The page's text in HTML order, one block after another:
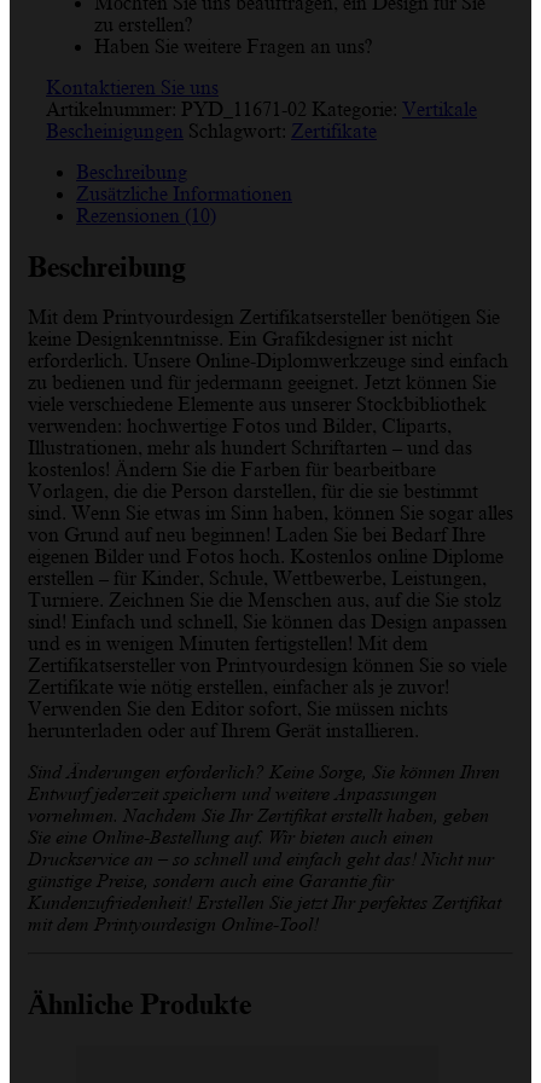
zu erstellen?
Haben Sie weitere Fragen an uns?
Kontaktieren Sie uns
Artikelnummer: PYD_11671-02 Kategorie: Vertikale
Bescheinigungen Schlagwort: Zertifikate
Beschreibung
Zusätzliche Informationen
Rezensionen (10)
Beschreibung
Mit dem Printyourdesign Zertifikatsersteller benötigen Sie
keine Designkenntnisse. Ein Grafikdesigner ist nicht
erforderlich. Unsere Online-Diplomwerkzeuge sind einfach
zu bedienen und für jedermann geeignet. Jetzt können Sie
viele verschiedene Elemente aus unserer Stockbibliothek
verwenden: hochwertige Fotos und Bilder, Cliparts,
Illustrationen, mehr als hundert Schriftarten – und das
kostenlos! Ändern Sie die Farben für bearbeitbare
Vorlagen, die die Person darstellen, für die sie bestimmt
sind. Wenn Sie etwas im Sinn haben, können Sie sogar alles
von Grund auf neu beginnen! Laden Sie bei Bedarf Ihre
eigenen Bilder und Fotos hoch. Kostenlos online Diplome
erstellen – für Kinder, Schule, Wettbewerbe, Leistungen,
Turniere. Zeichnen Sie die Menschen aus, auf die Sie stolz
sind! Einfach und schnell, Sie können das Design anpassen
und es in wenigen Minuten fertigstellen! Mit dem
Zertifikatsersteller von Printyourdesign können Sie so viele
Zertifikate wie nötig erstellen, einfacher als je zuvor!
Verwenden Sie den Editor sofort, Sie müssen nichts
herunterladen oder auf Ihrem Gerät installieren.
Sind Änderungen erforderlich? Keine Sorge, Sie können Ihren
Entwurf jederzeit speichern und weitere Anpassungen
vornehmen. Nachdem Sie Ihr Zertifikat erstellt haben, geben
Sie eine Online-Bestellung auf. Wir bieten auch einen
Druckservice an – so schnell und einfach geht das! Nicht nur
günstige Preise, sondern auch eine Garantie für
Kundenzufriedenheit! Erstellen Sie jetzt Ihr perfektes Zertifikat
mit dem Printyourdesign Online-Tool!
Ähnliche Produkte